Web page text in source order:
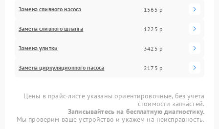
Замена сливного насоса 1565 р
Замена сливного шланга 1225 р
Замена улитки 3425 р
Замена циркуляционного насоса 2175 р
Цены в прайс-листе указаны ориентировочные, без учета
стоимости запчастей.
Записывайтесь на бесплатную диагностику.
Мы проверим ваше устройство и укажем на неисправность.